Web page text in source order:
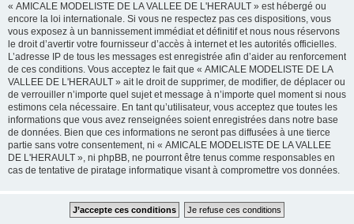
« AMICALE MODELISTE DE LA VALLEE DE L'HERAULT » est hébergé ou
encore la loi internationale. Si vous ne respectez pas ces dispositions, vous
vous exposez à un bannissement immédiat et définitif et nous nous réservons
le droit d’avertir votre fournisseur d’accès à internet et les autorités officielles.
L’adresse IP de tous les messages est enregistrée afin d’aider au renforcement
de ces conditions. Vous acceptez le fait que « AMICALE MODELISTE DE LA
VALLEE DE L'HERAULT » ait le droit de supprimer, de modifier, de déplacer ou
de verrouiller n’importe quel sujet et message à n’importe quel moment si nous
estimons cela nécessaire. En tant qu’utilisateur, vous acceptez que toutes les
informations que vous avez renseignées soient enregistrées dans notre base
de données. Bien que ces informations ne seront pas diffusées à une tierce
partie sans votre consentement, ni « AMICALE MODELISTE DE LA VALLEE
DE L'HERAULT », ni phpBB, ne pourront être tenus comme responsables en
cas de tentative de piratage informatique visant à compromettre vos données.